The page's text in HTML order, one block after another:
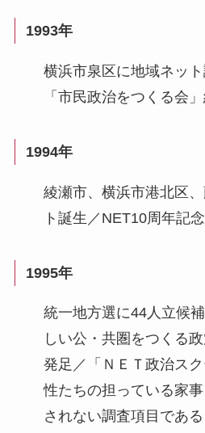
1993年
横浜市泉区に地域ネッ
「市民政治をつくる会
1994年
綾瀬市、横浜市港北区
ト誕生／NET10周年記
1995年
統一地方選に44人立候
しい公・共圏をつくる
発足／「ＮＥＴ政治ス
性たちの担っている家
されない調査項目であ